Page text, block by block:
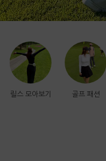
릴스 모아보기 골프 패션